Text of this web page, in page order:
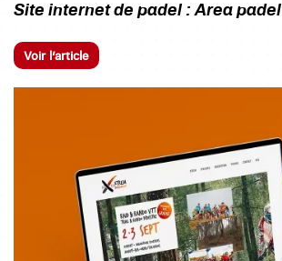
Site internet de padel : Area padel
Voir l’article